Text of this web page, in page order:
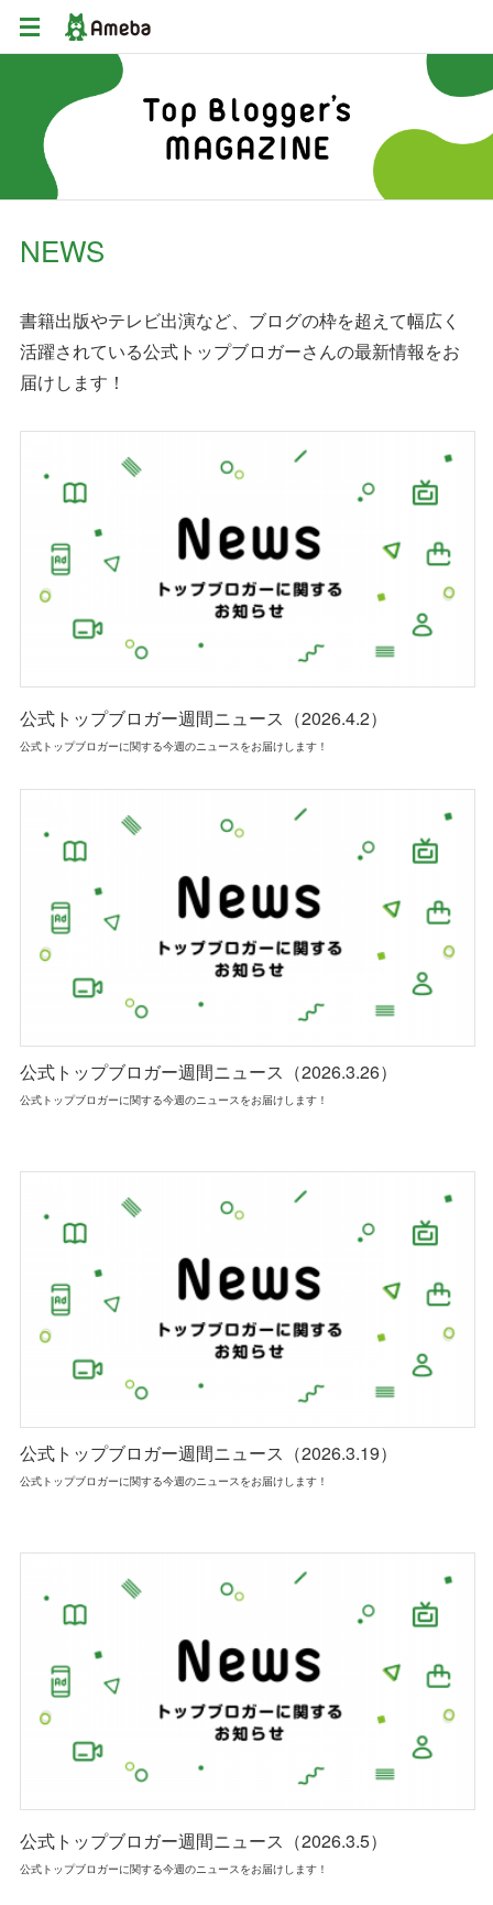
NEWS
書籍出版やテレビ出演など、ブログの枠を超えて幅広く
活躍されている公式トップブロガーさんの最新情報をお
届けします！
公式トップブロガー週間ニュース（2026.4.2）
公式トップブロガーに関する今週のニュースをお届けします！
公式トップブロガー週間ニュース（2026.3.26）
公式トップブロガーに関する今週のニュースをお届けします！
公式トップブロガー週間ニュース（2026.3.19）
公式トップブロガーに関する今週のニュースをお届けします！
公式トップブロガー週間ニュース（2026.3.5）
公式トップブロガーに関する今週のニュースをお届けします！